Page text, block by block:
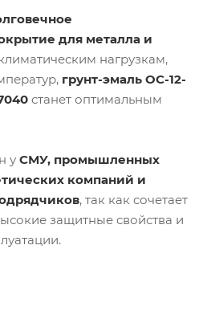
для металла и
нагрузкам,
грунт-эмаль ОС-12-
станет оптимальным
у СМУ, промышленных
компаний и
, так как сочетает
защитные свойства и